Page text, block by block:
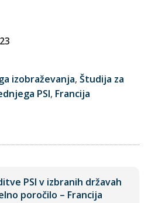
izobraževanja, Študija za
PSI, Francija
PSI v izbranih državah
poročilo – Francija